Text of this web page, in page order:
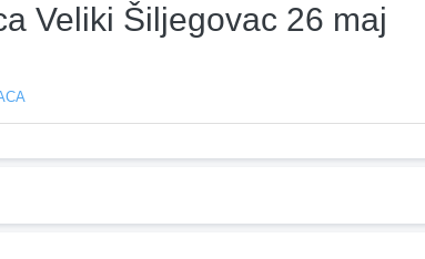
Veliki Šiljegovac 26 maj